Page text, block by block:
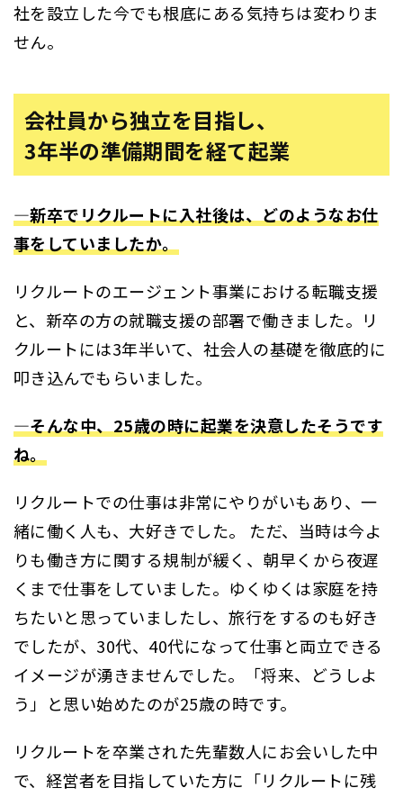
社を設立した今でも根底にある気持ちは変わりま
せん。
会社員から独立を目指し、
3年半の準備期間を経て起業
―新卒でリクルートに入社後は、どのようなお仕
事をしていましたか。
リクルートのエージェント事業における転職支援
と、新卒の方の就職支援の部署で働きました。リ
クルートには3年半いて、社会人の基礎を徹底的に
叩き込んでもらいました。
―そんな中、25歳の時に起業を決意したそうです
ね。
リクルートでの仕事は非常にやりがいもあり、一
緒に働く人も、大好きでした。 ただ、当時は今よ
りも働き方に関する規制が緩く、朝早くから夜遅
くまで仕事をしていました。ゆくゆくは家庭を持
ちたいと思っていましたし、旅行をするのも好き
でしたが、30代、40代になって仕事と両立できる
イメージが湧きませんでした。「将来、どうしよ
う」と思い始めたのが25歳の時です。
リクルートを卒業された先輩数人にお会いした中
で、経営者を目指していた方に「リクルートに残